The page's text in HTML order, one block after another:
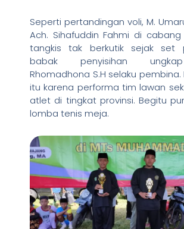
Seperti pertandingan voli, M.
Ach. Sihafuddin Fahmi di
tangkis tak berkutik sejak set
babak penyisihan
Rhomadhona S.H selaku pembina.
itu karena performa tim lawan
atlet di tingkat provinsi. Begitu
lomba tenis meja.